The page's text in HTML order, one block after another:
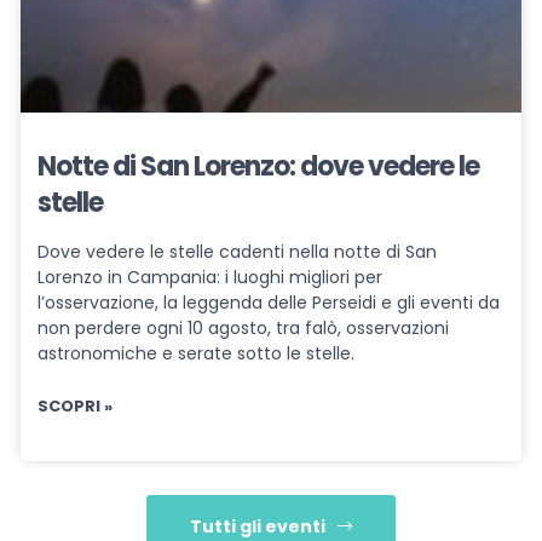
Notte di San Lorenzo: dove vedere le
stelle
Dove vedere le stelle cadenti nella notte di San
Lorenzo in Campania: i luoghi migliori per
l’osservazione, la leggenda delle Perseidi e gli eventi da
non perdere ogni 10 agosto, tra falò, osservazioni
astronomiche e serate sotto le stelle.
SCOPRI »
Tutti gli eventi